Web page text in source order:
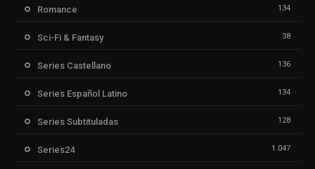
Romance 134
Sci-Fi & Fantasy 38
Series Castellano 136
Series Español Latino 134
Series Subtituladas 128
Series24 1.047